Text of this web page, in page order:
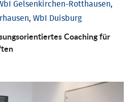
Gelsenkirchen-Rotthausen,
WbI Duisburg
Coaching für